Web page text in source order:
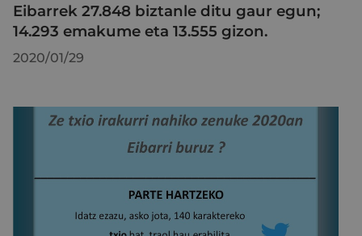
Eibarrek 27.848 biztanle ditu gaur egun;
14.293 emakume eta 13.555 gizon.
2020/01/29